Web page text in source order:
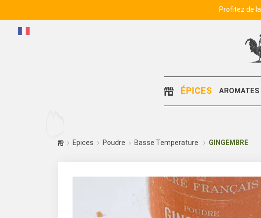
Profitez de la
ÉPICES AROMATES
Epices Poudre Basse Temperature GINGEMBRE